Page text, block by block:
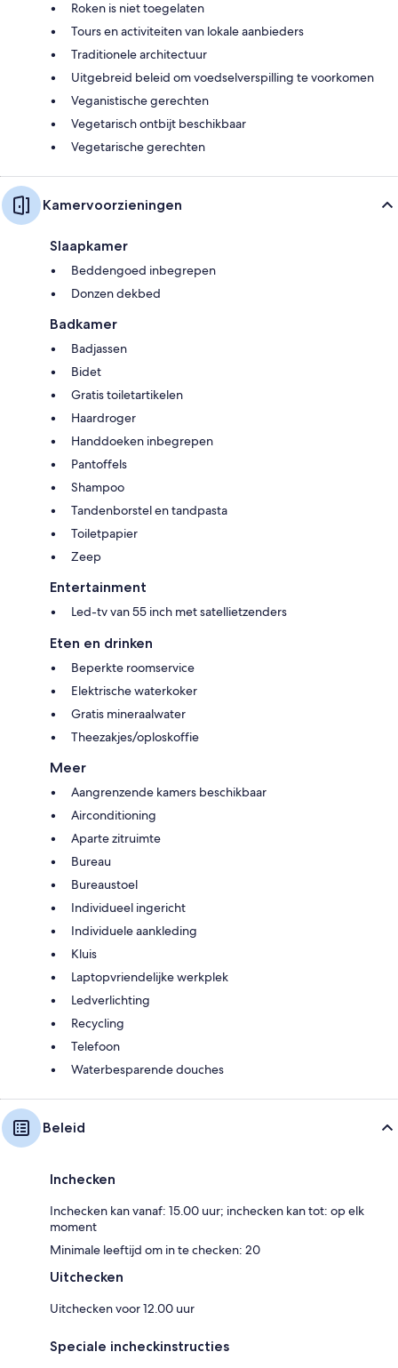
Roken is niet toegelaten
Tours en activiteiten van lokale aanbieders
Traditionele architectuur
Uitgebreid beleid om voedselverspilling te voorkomen
Veganistische gerechten
Vegetarisch ontbijt beschikbaar
Vegetarische gerechten
Kamervoorzieningen
Slaapkamer
Beddengoed inbegrepen
Donzen dekbed
Badkamer
Badjassen
Bidet
Gratis toiletartikelen
Haardroger
Handdoeken inbegrepen
Pantoffels
Shampoo
Tandenborstel en tandpasta
Toiletpapier
Zeep
Entertainment
Led-tv van 55 inch met satellietzenders
Eten en drinken
Beperkte roomservice
Elektrische waterkoker
Gratis mineraalwater
Theezakjes/oploskoffie
Meer
Aangrenzende kamers beschikbaar
Airconditioning
Aparte zitruimte
Bureau
Bureaustoel
Individueel ingericht
Individuele aankleding
Kluis
Laptopvriendelijke werkplek
Ledverlichting
Recycling
Telefoon
Waterbesparende douches
Beleid
Inchecken
Inchecken kan vanaf: 15.00 uur; inchecken kan tot: op elk
moment
Minimale leeftijd om in te checken: 20
Uitchecken
Uitchecken voor 12.00 uur
Speciale incheckinstructies